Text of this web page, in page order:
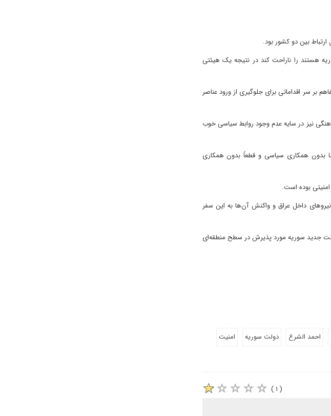
بین دو کشور بود.
هستند را ناراحت کند در نتیجه یک هیئتی
بر سر اقداماتی برای جلوگیری از ورود عناصر
نیز در سایه عدم وجود روابط سیاسی خوب
بدون همکاری سیاسی و قطعاً بدون همکاری
بوده است.
داخل عراق و واکنش آن‌ها به این سفر
جدید سوریه مورد پذیرش در سطح منطقه‌ای
احمد الشرع دولت سوریه امنیت
( ۱ )